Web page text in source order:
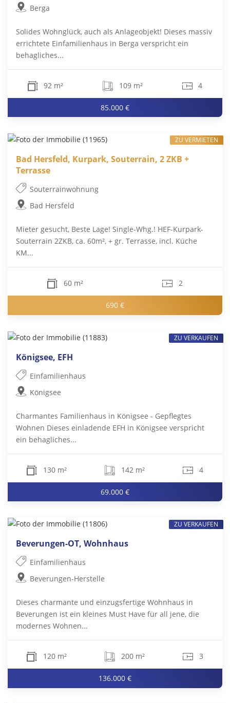
Berga
Solides Wohnglück, auch als Anlageobjekt! Dieses massiv
errichtete Einfamilienhaus in Berga verspricht ein
behagliches...
92 m² 109 m² 4
85.000 €
Bad Hersfeld, Kurpark, Souterrain, 2 ZKB +
Terrasse
Souterrainwohnung
Bad Hersfeld
Mieter gesucht, Beste Lage! Single-Whg.! HEF-Kurpark-
Souterrain 2ZKB, ca. 60m², + gr. Terrasse, incl. Küche
KM...
60 m² 2
690 €
ZU VERMIETEN
Königsee, EFH
Einfamilienhaus
Königsee
Charmantes Familienhaus in Königsee - Gepflegtes
Wohnen Dieses einladende EFH in Königsee verspricht
ein behagliches...
130 m² 142 m² 4
69.000 €
ZU VERKAUFEN
Beverungen-OT, Wohnhaus
Einfamilienhaus
Beverungen-Herstelle
Dieses charmante und einzugsfertige Wohnhaus in
Beverungen ist ein kleines Must Have für all jene, die
modernes Wohnen...
120 m² 200 m² 3
136.000 €
ZU VERKAUFEN